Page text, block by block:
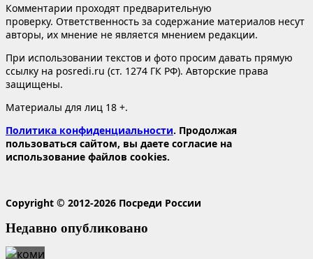
Комментарии проходят предварительную
проверку. Ответственность за содержание материалов несут
авторы, их мнение не является мнением редакции.
При использовании текстов и фото просим давать прямую
ссылку на posredi.ru (ст. 1274 ГК РФ). Авторские права
защищены.
Материалы для лиц 18 +.
Политика конфиденциальности. Продолжая
пользоваться сайтом, вы даете согласие на
использование файлов cookies.
Copyright © 2012-2026 Посреди России
Недавно опубликовано